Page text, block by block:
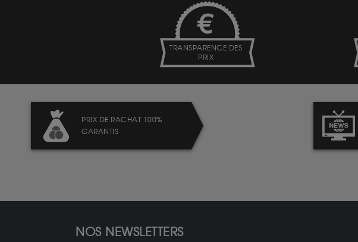
TRANSPARENCE DES
PRIX
PRIX DE RACHAT 100%
GARANTIS
NOS NEWSLETTERS